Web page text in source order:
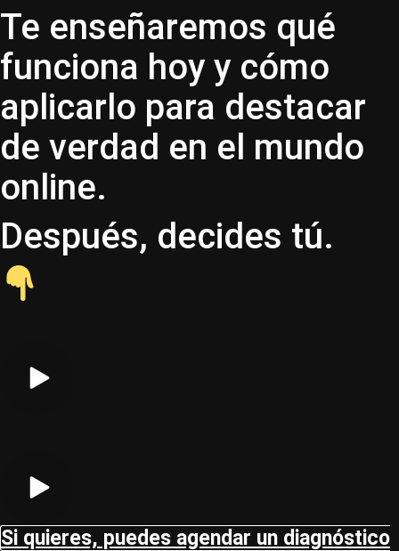
Te enseñaremos qué
funciona hoy y cómo
aplicarlo para destacar
de verdad en el mundo
online.
Después, decides tú.
Si quieres, puedes agendar un diagnóstico